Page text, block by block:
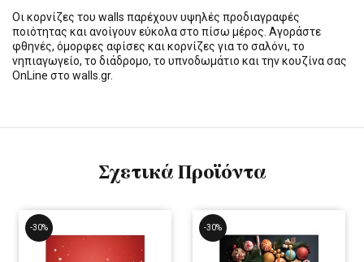
Οι κορνίζες του walls παρέχουν υψηλές προδιαγραφές
ποιότητας και ανοίγουν εύκολα στο πίσω μέρος. Αγοράστε
φθηνές, όμορφες αφίσες και κορνίζες για το σαλόνι, το
νηπιαγωγείο, το διάδρομο, το υπνοδωμάτιο και την κουζίνα σας
OnLine στο walls.gr.
Σχετικά Προϊόντα
-30% -30%